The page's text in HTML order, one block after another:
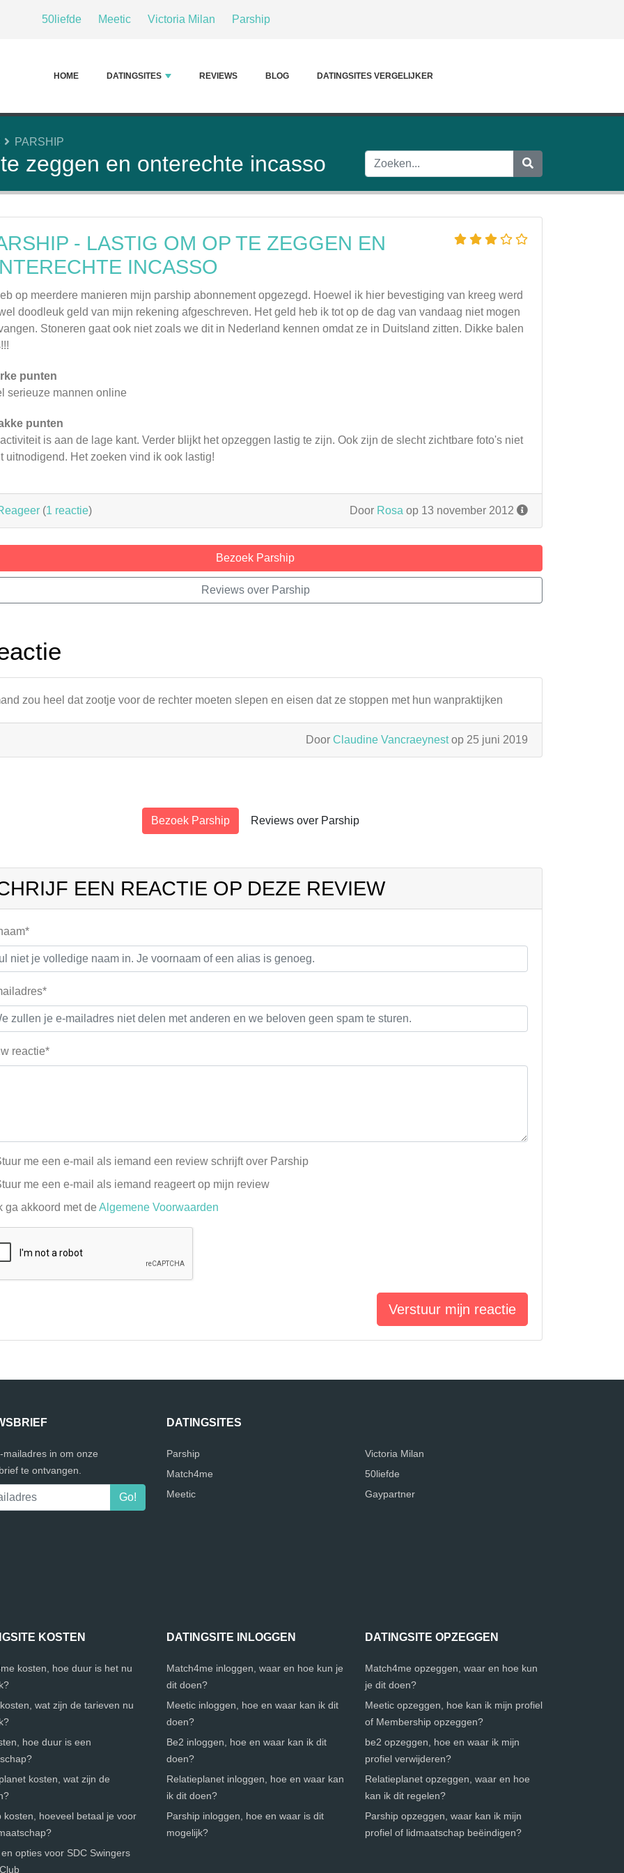
50liefde Meetic Victoria Milan Parship
HOME DATINGSITES REVIEWS BLOG DATINGSITES VERGELIJKER
PARSHIP
zeggen en onterechte incasso
- LASTIG OM OP TE ZEGGEN EN
INCASSO
op meerdere manieren mijn parship abonnement opgezegd. Hoewel ik hier bevestiging van kreeg werd
doodleuk geld van mijn rekening afgeschreven. Het geld heb ik tot op de dag van vandaag niet mogen
Stoneren gaat ook niet zoals we dit in Nederland kennen omdat ze in Duitsland zitten. Dikke balen
punten
serieuze mannen online
punten
is aan de lage kant. Verder blijkt het opzeggen lastig te zijn. Ook zijn de slecht zichtbare foto's niet
uitnodigend. Het zoeken vind ik ook lastig!
Door Rosa op 13 november 2012
(1 reactie)
Bezoek Parship
Reviews over Parship
zou heel dat zootje voor de rechter moeten slepen en eisen dat ze stoppen met hun wanpraktijken
Door Claudine Vancraeynestop 25 juni 2019
Bezoek Parship Reviews over Parship
EEN REACTIE OP DEZE REVIEW
reactie*
me een e-mail als iemand een review schrijft over Parship
me een e-mail als iemand reageert op mijn review
ga akkoord met de Algemene Voorwaarden
Verstuur mijn reactie
mailadres in om onze
te ontvangen.
DATINGSITES
Parship
Match4me
Meetic
Victoria Milan
50liefde
Gaypartner
KOSTEN
kosten, hoe duur is het nu
wat zijn de tarieven nu
hoe duur is een
kosten, wat zijn de
kosten, hoeveel betaal je voor
opties voor SDC Swingers
DATINGSITE INLOGGEN
Match4me inloggen, waar en hoe kun je
dit doen?
Meetic inloggen, hoe en waar kan ik dit
doen?
Be2 inloggen, hoe en waar kan ik dit
doen?
Relatieplanet inloggen, hoe en waar kan
ik dit doen?
Parship inloggen, hoe en waar is dit
mogelijk?
DATINGSITE OPZEGGEN
Match4me opzeggen, waar en hoe kun
je dit doen?
Meetic opzeggen, hoe kan ik mijn profiel
of Membership opzeggen?
be2 opzeggen, hoe en waar ik mijn
profiel verwijderen?
Relatieplanet opzeggen, waar en hoe
kan ik dit regelen?
Parship opzeggen, waar kan ik mijn
profiel of lidmaatschap beëindigen?